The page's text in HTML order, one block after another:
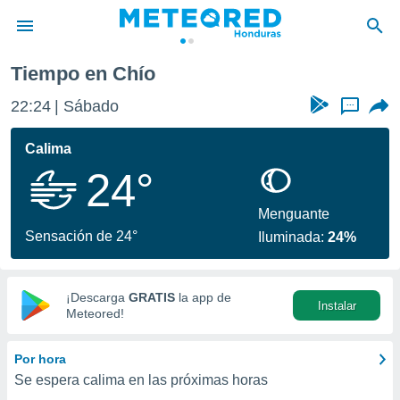
de
ha sido
calidad.
a este
las
y
digital
basada
Tiempo en Chío
22:24 Sábado ...
Calima
24°
Sensación de 24°
Menguante
Iluminada:24%
¡Descarga GRATIS la app de
Meteored!
Instalar
Por hora
Se espera calima en las próximas horas